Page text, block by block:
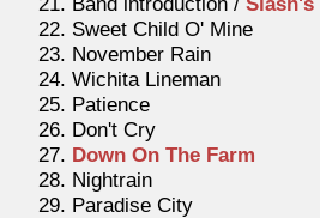
Sweet Child O' Mine
November Rain
Wichita Lineman
Patience
Don't Cry
Down On The Farm
Nightrain
Paradise City